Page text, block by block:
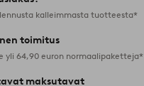
kalleimmasta tuotteesta*
toimitus
yli 64,90 euron normaalipaketteja*
maksutavat